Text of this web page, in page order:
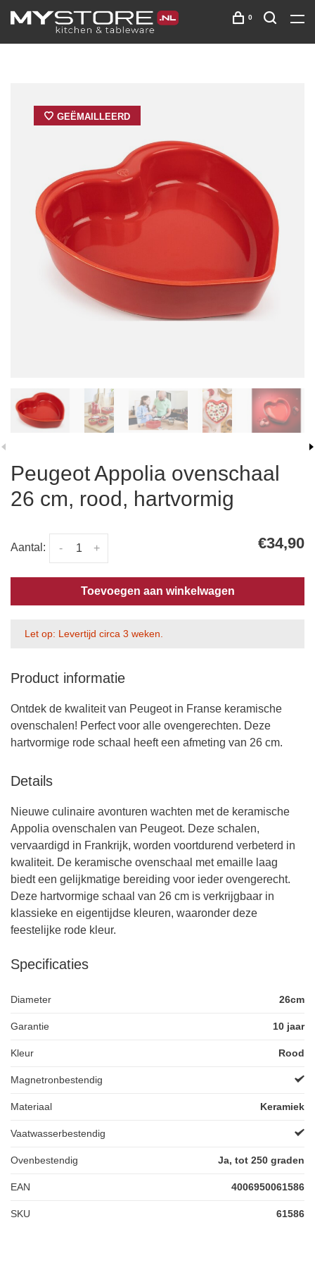
0
GEËMAILLEERD
Peugeot Appolia ovenschaal
26 cm, rood, hartvormig
Aantal: +
- €34,90
Toevoegen aan winkelwagen
Let op: Levertijd circa 3 weken.
Product informatie
Ontdek de kwaliteit van Peugeot in Franse keramische
ovenschalen! Perfect voor alle ovengerechten. Deze
hartvormige rode schaal heeft een afmeting van 26 cm.
Details
Nieuwe culinaire avonturen wachten met de keramische
Appolia ovenschalen van Peugeot. Deze schalen,
vervaardigd in Frankrijk, worden voortdurend verbeterd in
kwaliteit. De keramische ovenschaal met emaille laag
biedt een gelijkmatige bereiding voor ieder ovengerecht.
Deze hartvormige schaal van 26 cm is verkrijgbaar in
klassieke en eigentijdse kleuren, waaronder deze
feestelijke rode kleur.
Specificaties
Diameter 26cm
Garantie 10 jaar
Kleur Rood
Magnetronbestendig
Materiaal Keramiek
Vaatwasserbestendig
Ovenbestendig Ja, tot 250 graden
EAN 4006950061586
SKU 61586